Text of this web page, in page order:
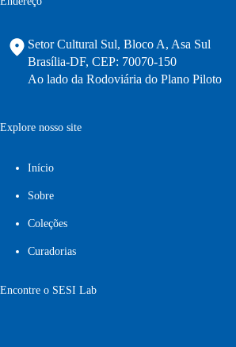
Setor Cultural Sul, Bloco A, Asa Sul
Brasília-DF, CEP: 70070-150
Ao lado da Rodoviária do Plano Piloto
Explore nosso site
Início
Sobre
Coleções
Curadorias
Encontre o SESI Lab